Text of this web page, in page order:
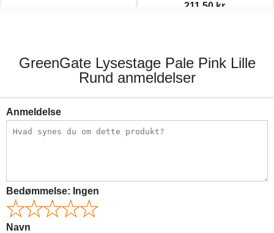
211,50 kr.
GreenGate Lysestage Pale Pink Lille
Rund anmeldelser
Anmeldelse
Bedømmelse: Ingen
Navn